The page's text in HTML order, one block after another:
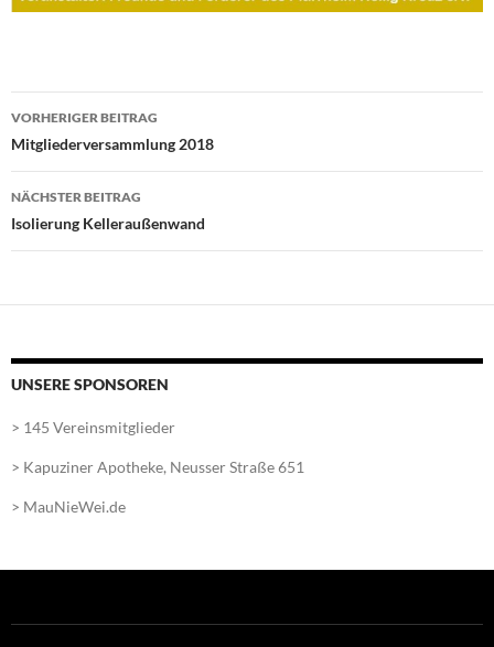
Beitragsnavigation
VORHERIGER BEITRAG
Mitgliederversammlung 2018
NÄCHSTER BEITRAG
Isolierung Kelleraußenwand
UNSERE SPONSOREN
> 145 Vereinsmitglieder
> Kapuziner Apotheke, Neusser Straße 651
> MauNieWei.de